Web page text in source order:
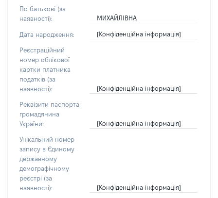
По батькові (за
наявності):
МИХАЙЛІВНА
Дата народження: [Конфіденційна інформація]
Реєстраційний
номер облікової
картки платника
податків (за
наявності):
[Конфіденційна інформація]
Реквізити паспорта
громадянина
України:
[Конфіденційна інформація]
Унікальний номер
запису в Єдиному
державному
демографічному
реєстрі (за
наявності):
[Конфіденційна інформація]